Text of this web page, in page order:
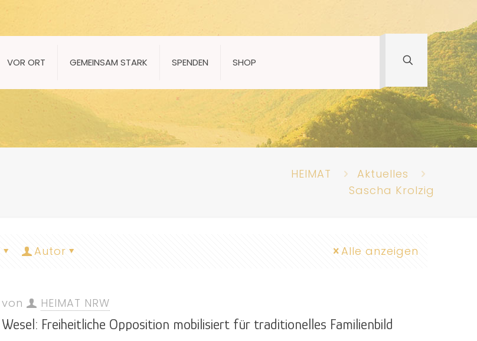
VOR ORT GEMEINSAM STARK SPENDEN SHOP
HEIMAT
Aktuelles
Sascha Krolzig
Autor Alle anzeigen
von HEIMAT NRW
Wesel: Freiheitliche Opposition mobilisiert für traditionelles Familienbild